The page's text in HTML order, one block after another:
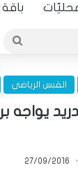
القبس الرياضي
مدريد
27/09/2016